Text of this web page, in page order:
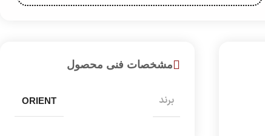
مشخصات فنی محصول
برند ORIENT